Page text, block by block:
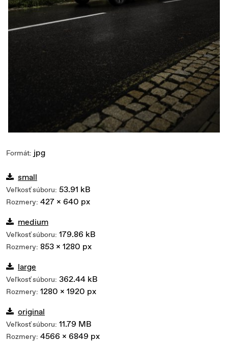
Formát: jpg
small
Veľkosť súboru: 53.91 kB
Rozmery: 427 x 640 px
medium
Veľkosť súboru: 179.86 kB
Rozmery: 853 x 1280 px
large
Veľkosť súboru: 362.44 kB
Rozmery: 1280 x 1920 px
original
Veľkosť súboru: 11.79 MB
Rozmery: 4566 x 6849 px